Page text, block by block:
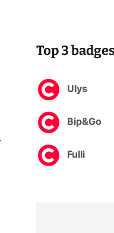
Top 3
Ulys
Bip&Go
Fulli